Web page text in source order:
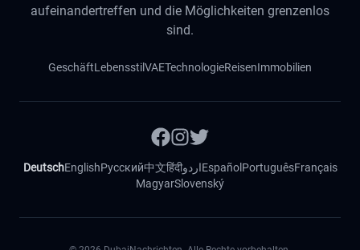
aufeinandertreffen und die Möglichkeiten grenzenlos
sind.
GeschäftLebensstilVAETechnologieReisenImmobilien
DeutschEnglishРусский中文हिंदीاردوEspañol PortuguêsFrançais
MagyarSlovenský